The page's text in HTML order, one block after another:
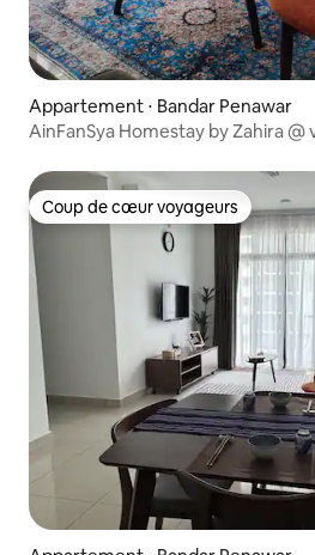
Appartement ⋅ Bandar Penawar
AinFanSya Homestay by Zahira @
Coup de cœur voyageurs
Coup de cœur voyageurs